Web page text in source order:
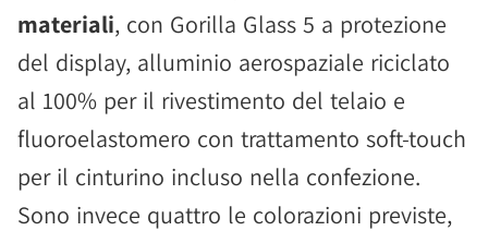
materiali, con Gorilla Glass 5 a protezione
del display, alluminio aerospaziale riciclato
al 100% per il rivestimento del telaio e
fluoroelastomero con trattamento soft-touch
per il cinturino incluso nella confezione.
Sono invece quattro le colorazioni previste,